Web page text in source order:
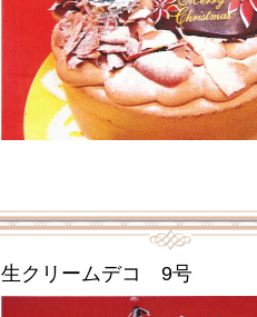
生クリームデコ 9号